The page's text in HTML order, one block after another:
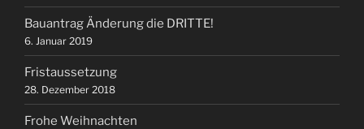
Bauantrag Änderung die DRITTE!
6. Januar 2019
Fristaussetzung
28. Dezember 2018
Frohe Weihnachten